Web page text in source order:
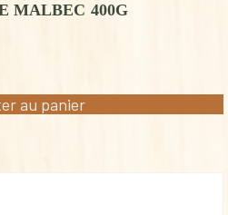
MALBEC 400G
au panier